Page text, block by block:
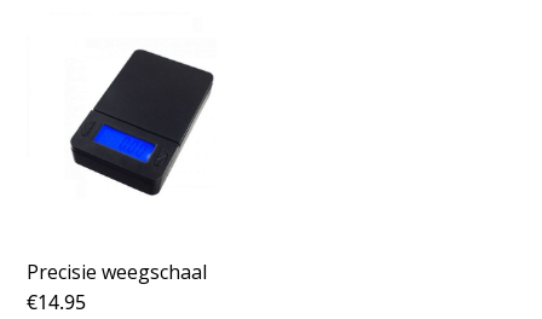
Precisie weegschaal
€14.95